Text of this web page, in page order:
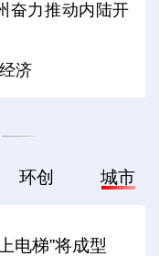
奋力推动内陆开
济
环创 城市
电梯”将成型